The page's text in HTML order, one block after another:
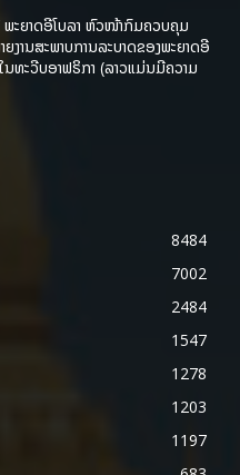
ພະຍາດອີໂບລາ ຫົວໜ້າກົມຄວບຄຸມ
ງານສະພາບການລະບາດຂອງພະຍາດອີ
ນທະວີບອາຟຣິກາ (ລາວແມ່ນມີຄວາມ
8484
7002
2484
1547
1278
1203
1197